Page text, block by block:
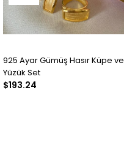
925 Ayar Gümüş Hasır Küpe ve
Yüzük Set
$193.24